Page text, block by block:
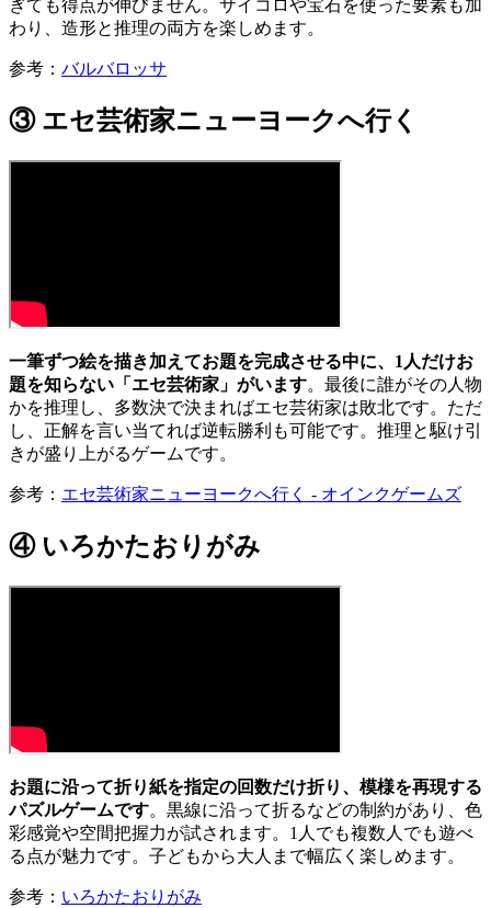
ぎても得点が伸びません。サイコロや宝石を使った要素も加
わり、造形と推理の両方を楽しめます。
参考： バルバロッサ
③ エセ芸術家ニューヨークへ行く
一筆ずつ絵を描き加えてお題を完成させる中に、1人だけお
題を知らない「エセ芸術家」がいます。最後に誰がその人物
かを推理し、多数決で決まればエセ芸術家は敗北です。ただ
し、正解を言い当てれば逆転勝利も可能です。推理と駆け引
きが盛り上がるゲームです。
参考： エセ芸術家ニューヨークへ行く - オインクゲームズ
④ いろかたおりがみ
お題に沿って折り紙を指定の回数だけ折り、模様を再現する
パズルゲームです。黒線に沿って折るなどの制約があり、色
彩感覚や空間把握力が試されます。1人でも複数人でも遊べ
る点が魅力です。子どもから大人まで幅広く楽しめます。
参考： いろかたおりがみ